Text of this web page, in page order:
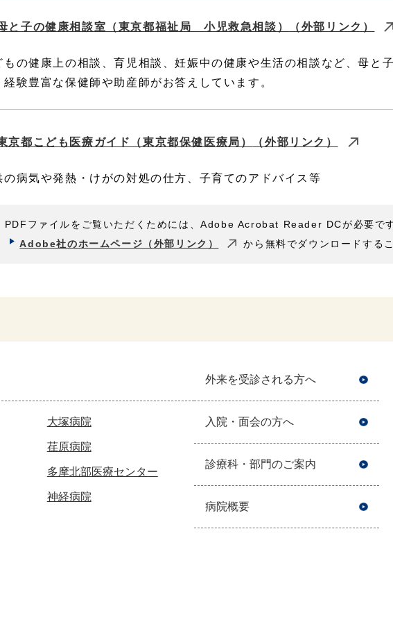
と子の健康相談室（東京都福祉局 小児救急相談） （外部リンク）
もの健康上の相談、育児相談、妊娠中の健康や生活の相談など、母と
経験豊富な保健師や助産師がお答えしています。
京都こども医療ガイド（東京都保健医療局） （外部リンク）
の病気や発熱・けがの対処の仕方、子育てのアドバイス等
PDFファイルをご覧いただくためには、Adobe Acrobat Reader DCが必要です
Adobe社のホームページ（外部リンク）
から無料でダウンロードする
大塚病院
荏原病院
多摩北部医療センター
神経病院
外来を受診される方へ
入院・面会の方へ
診療科・部門のご案内
病院概要